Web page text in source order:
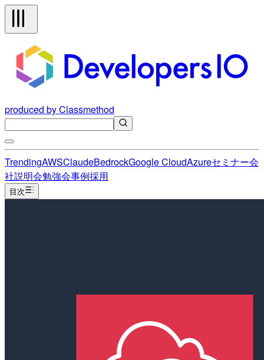
produced by Classmethod
TrendingAWSClaudeBedrockGoogle CloudAzureセミナー会
社説明会勉強会事例採用
目次